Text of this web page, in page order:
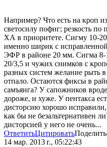
Например? Что есть на кроп
светосилу пофиг; резкость
ХА в приоритете. Сигму 10-
именно ширик с
ЭФР в районе 20 мм. Сигма 8-
20/3,5 и чужих снимков с
разных систем желание рыть
отпало. Остаются фиксы в
самъянга? У сапожников
дороже, и хуже. У пентакса
дисторсию хорошо
как бы не безальтернативен
дисторсией у него не очень...
ОтветитьЦитировать
14 мар. 2013 г., 05:22:43